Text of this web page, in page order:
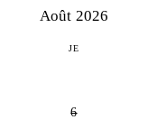
Août 2026
JE
6